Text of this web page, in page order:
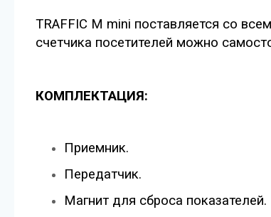
TRAFFIC M mini поставляется со
счетчика посетителей можно
КОМПЛЕКТАЦИЯ:
Приемник.
Передатчик.
Магнит для сброса показателей.